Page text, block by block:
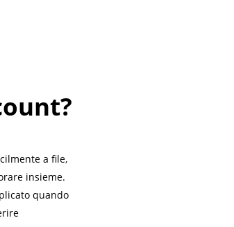
a file,
insieme.
quando